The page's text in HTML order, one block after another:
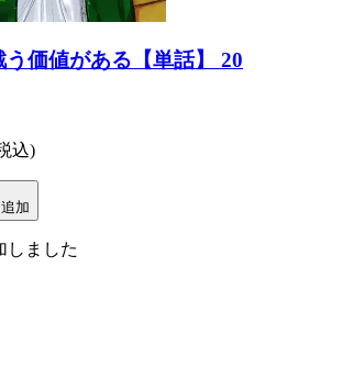
う価値がある【単話】 20
込)
加
しました